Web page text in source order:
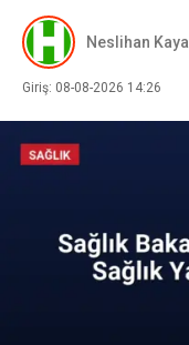
Neslihan Kaya
Giriş: 08-08-2026 14:26